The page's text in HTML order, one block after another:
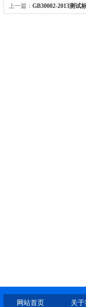
上一篇： GB30002-2013测试
网站首页 关